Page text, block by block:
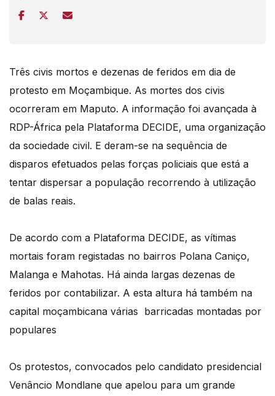
Três civis mortos e dezenas de feridos em dia de
protesto em Moçambique. As mortes dos civis
ocorreram em Maputo. A informação foi avançada à
RDP-África pela Plataforma DECIDE, uma organização
da sociedade civil. E deram-se na sequência de
disparos efetuados pelas forças policiais que está a
tentar dispersar a população recorrendo à utilização
de balas reais.
De acordo com a Plataforma DECIDE, as vítimas
mortais foram registadas no bairros Polana Caniço,
Malanga e Mahotas. Há ainda largas dezenas de
feridos por contabilizar. A esta altura há também na
capital moçambicana várias barricadas montadas por
populares
Os protestos, convocados pelo candidato presidencial
Venâncio Mondlane que apelou para um grande